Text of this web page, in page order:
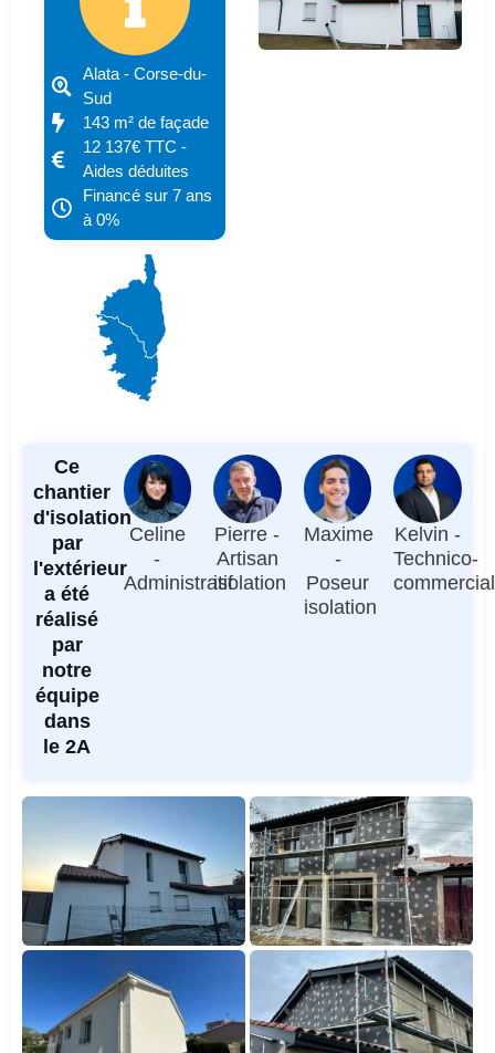
Alata - Corse-du-
Sud
143 m² de façade
12 137€ TTC -
Aides déduites
Financé sur 7 ans
à 0%
Ce
chantier
d'isolation
par
l'extérieur
a été
réalisé
par
notre
équipe
dans
le 2A
Celine
-
Administratif
Pierre -
Artisan
isolation
Maxime
-
Poseur
isolation
Kelvin -
Technico-
commercial